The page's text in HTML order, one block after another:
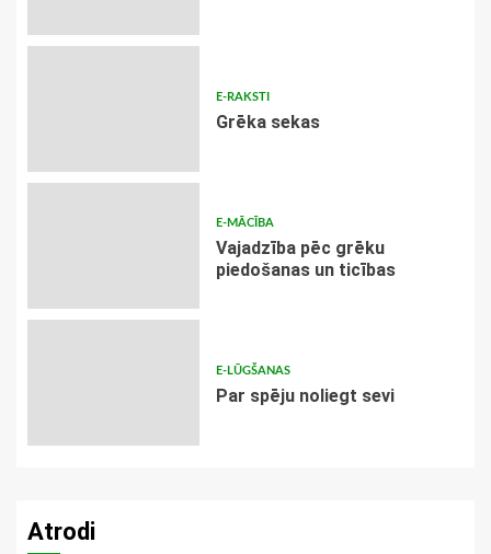
E-RAKSTI
Grēka sekas
E-MĀCĪBA
Vajadzība pēc grēku
piedošanas un ticības
E-LŪGŠANAS
Par spēju noliegt sevi
Atrodi